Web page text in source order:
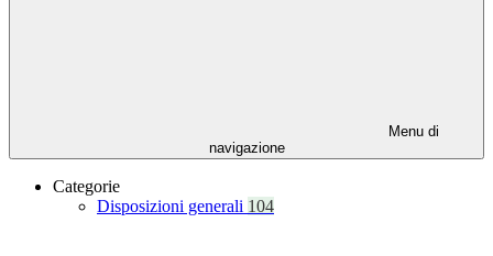
Menu di
navigazione
Categorie
Disposizioni generali 104